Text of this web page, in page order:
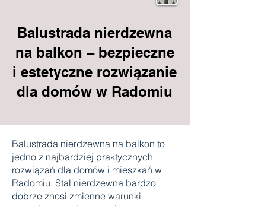
Balustrada nierdzewna
na balkon – bezpieczne
i estetyczne rozwiązanie
dla domów w Radomiu
Balustrada nierdzewna na balkon to
jedno z najbardziej praktycznych
rozwiązań dla domów i mieszkań w
Radomiu. Stal nierdzewna bardzo
dobrze znosi zmienne warunki